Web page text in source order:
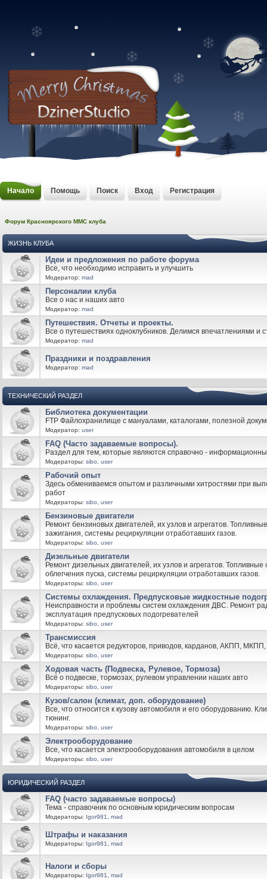
Начало Помощь Поиск Вход Регистрация
Форум Красноярского MMC клуба
ЖИЗНЬ КЛУБА
Идеи и предложения по работе форума
Все, что необходимо исправить и улучшить
Модератор:mad
Персоналии клуба
Все о нас и наших авто
Модератор:mad
Путешествия. Отчеты и проекты.
Все о путешествиях одноклубников. Делимся впечатлениями и
Модератор:mad
Праздники и поздравления
Модератор:mad
ТЕХНИЧЕСКИЙ РАЗДЕЛ
Библиотека документации
FTP Файлохранилище с мануалами, каталогами, полезной
Модератор:user
FAQ (Часто задаваемые вопросы).
Раздел для тем, которые являются справочно -
Модераторы:sibo ,user
Рабочий опыт
Здесь обмениваемся опытом и различными хитростями при
работ
Модераторы:sibo ,user
Бензиновые двигатели
Ремонт бензиновых двигателей, их узлов и агрегатов.
зажигания, системы рециркуляции отработавших газов.
Модераторы:sibo ,user
Дизельные двигатели
Ремонт дизельных двигателей, их узлов и агрегатов.
облегчения пуска, системы рециркуляции отработавших газов.
Модераторы:sibo ,user
Системы охлаждения. Предпусковые жидкостные
Неисправности и проблемы систем охлаждения ДВС. Ремонт
эксплуатация предпусковых подогревателей
Модераторы:sibo ,user
Трансмиссия
Всё, что касается редукторов, приводов, карданов, АКПП, МКПП,
Модераторы:sibo ,user
Ходовая часть (Подвеска, Рулевое, Тормоза)
Всё о подвеске, тормозах, рулевом управлении наших авто
Модераторы:sibo ,user
Кузов/салон (климат, доп. оборудование)
Все, что относится к кузову автомобиля и его оборудованию.
тюнинг.
Модераторы:sibo ,user
Электрооборудование
Все, что касается электрооборудования автомобиля в целом
Модераторы:sibo ,user
ЮРИДИЧЕСКИЙ РАЗДЕЛ
FAQ (часто задаваемые вопросы)
Тема - справочник по основным юридическим вопросам
Модераторы: Igor981 ,mad
Штрафы и наказания
Модераторы: Igor981 ,mad
Налоги и сборы
Модераторы: Igor981 ,mad